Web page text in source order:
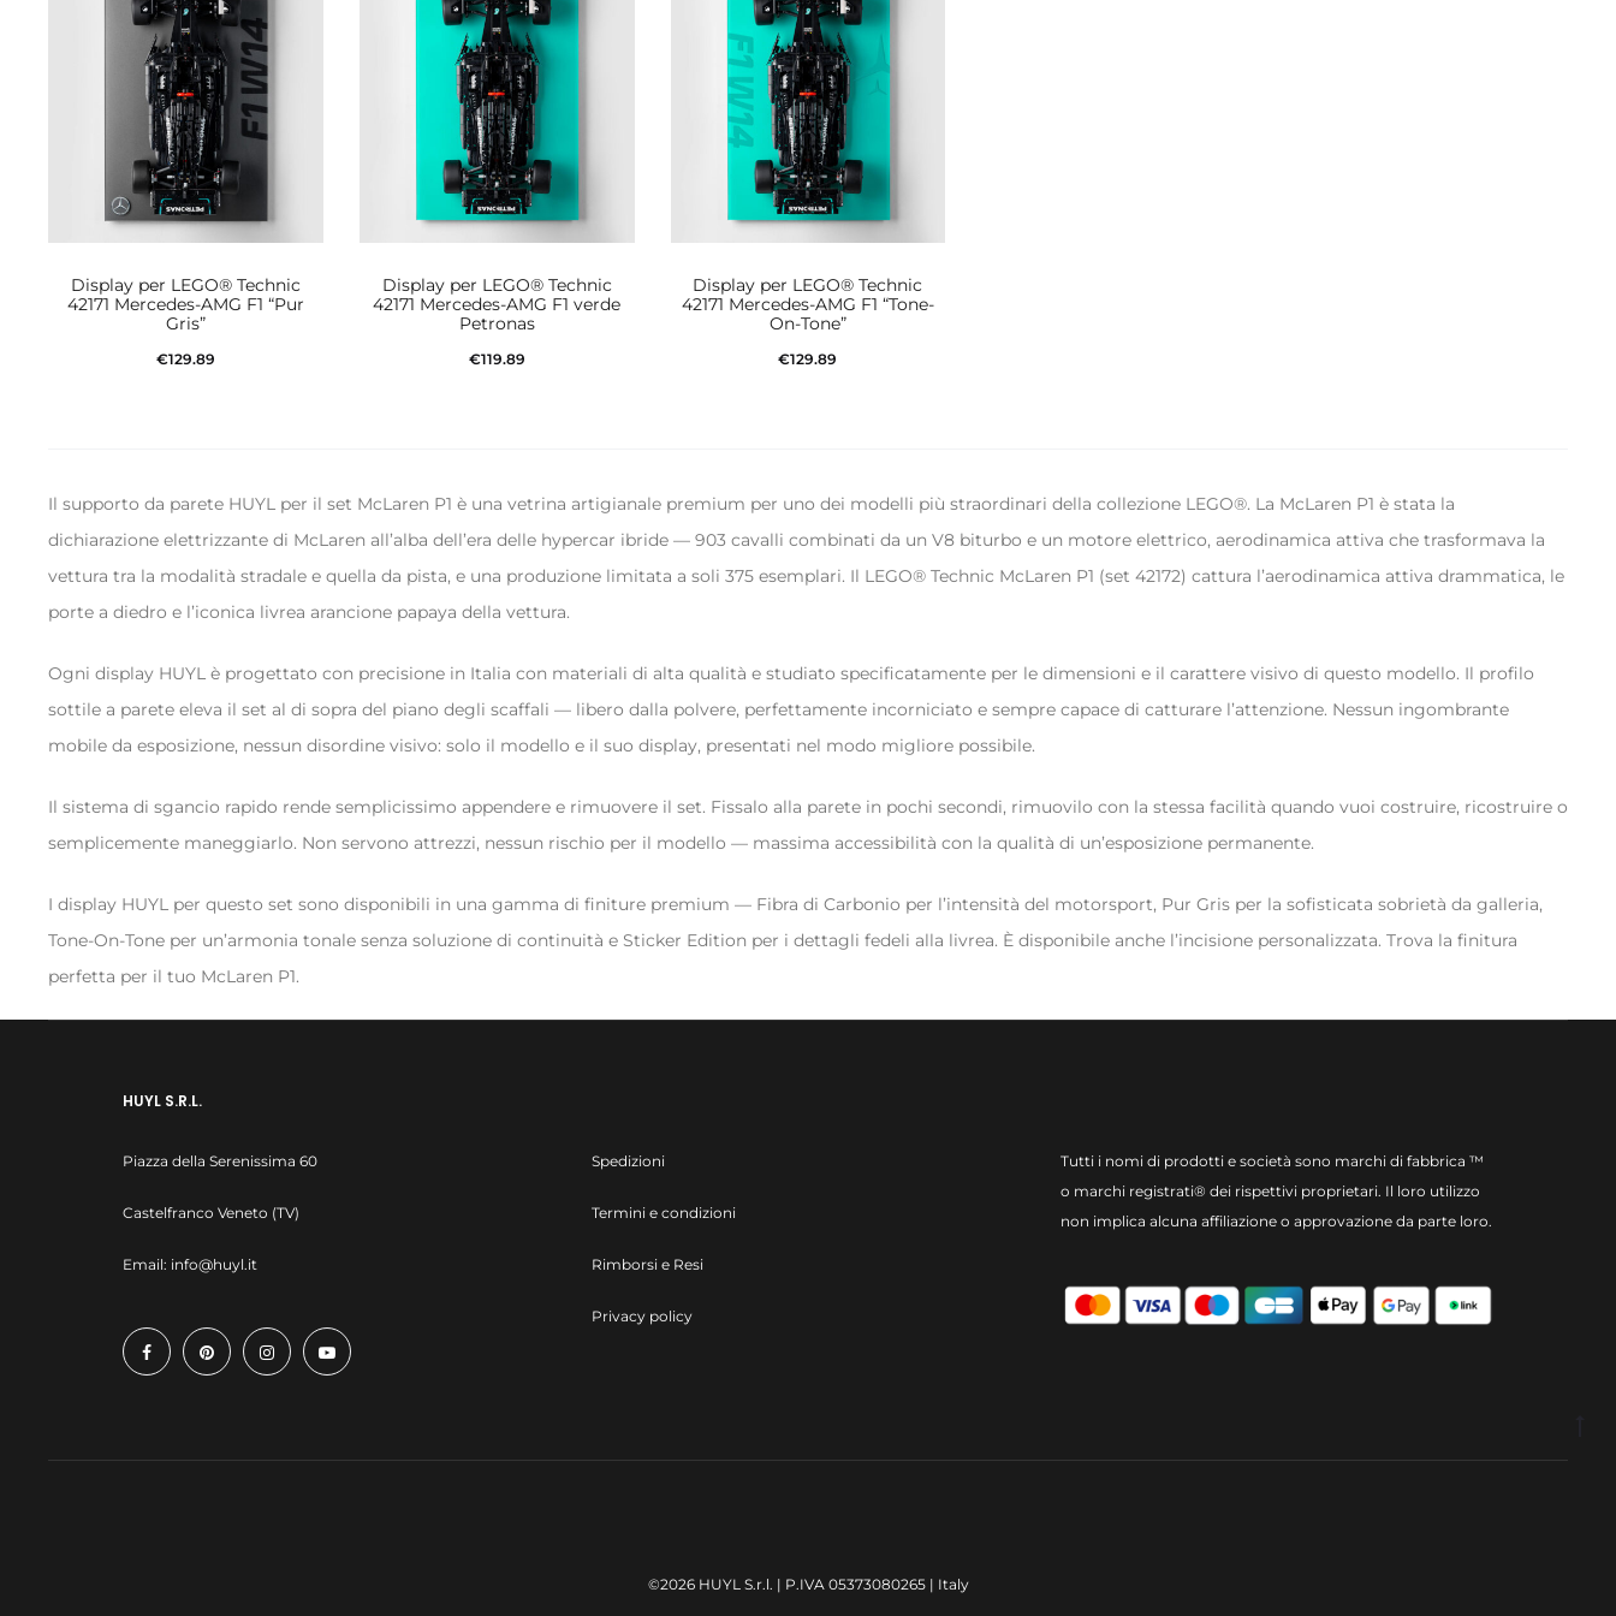
Display per LEGO® Technic
42171 Mercedes-AMG F1 “Pur
Gris”
€129.89
Display per LEGO® Technic
42171 Mercedes-AMG F1 verde
Petronas
€119.89
Display per LEGO® Technic
42171 Mercedes-AMG F1 “Tone-
On-Tone”
€129.89
Il supporto da parete HUYL per il set McLaren P1 è una vetrina artigianale premium per uno dei modelli più straordinari della collezione LEGO®. La McLaren P1 è stata la
dichiarazione elettrizzante di McLaren all’alba dell’era delle hypercar ibride — 903 cavalli combinati da un V8 biturbo e un motore elettrico, aerodinamica attiva che trasformava la
vettura tra la modalità stradale e quella da pista, e una produzione limitata a soli 375 esemplari. Il LEGO® Technic McLaren P1 (set 42172) cattura l’aerodinamica attiva drammatica, le
porte a diedro e l’iconica livrea arancione papaya della vettura.
Ogni display HUYL è progettato con precisione in Italia con materiali di alta qualità e studiato specificatamente per le dimensioni e il carattere visivo di questo modello. Il profilo
sottile a parete eleva il set al di sopra del piano degli scaffali — libero dalla polvere, perfettamente incorniciato e sempre capace di catturare l’attenzione. Nessun ingombrante
mobile da esposizione, nessun disordine visivo: solo il modello e il suo display, presentati nel modo migliore possibile.
Il sistema di sgancio rapido rende semplicissimo appendere e rimuovere il set. Fissalo alla parete in pochi secondi, rimuovilo con la stessa facilità quando vuoi costruire, ricostruire o
semplicemente maneggiarlo. Non servono attrezzi, nessun rischio per il modello — massima accessibilità con la qualità di un’esposizione permanente.
I display HUYL per questo set sono disponibili in una gamma di finiture premium — Fibra di Carbonio per l’intensità del motorsport, Pur Gris per la sofisticata sobrietà da galleria,
Tone-On-Tone per un’armonia tonale senza soluzione di continuità e Sticker Edition per i dettagli fedeli alla livrea. È disponibile anche l’incisione personalizzata. Trova la finitura
perfetta per il tuo McLaren P1.
HUYL S.R.L.
Piazza della Serenissima 60
Castelfranco Veneto (TV)
Email: info@huyl.it
Spedizioni
Termini e condizioni
Rimborsi e Resi
Privacy policy
Tutti i nomi di prodotti e società sono marchi di fabbrica ™
o marchi registrati® dei rispettivi proprietari. Il loro utilizzo
non implica alcuna affiliazione o approvazione da parte loro.
©2026 HUYL S.r.l. | P.IVA 05373080265 | Italy